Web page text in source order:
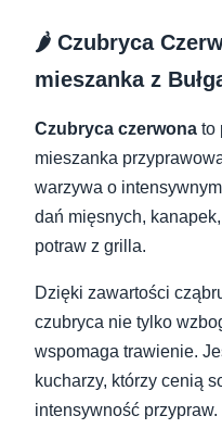
🌶️ Czubryca
mieszanka z
Czubryca czerwona to
mieszanka
warzywa o
dań mięsnych,
potraw z grilla.
Dzięki zawartości
czubryca nie tylko
wspomaga trawienie.
kucharzy, którzy cenią
intensywność przypraw.